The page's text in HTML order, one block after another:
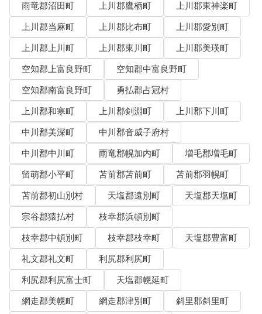
雨竜郡沼田町
上川郡鷹栖町
上川郡東神楽町
上川郡当麻町
上川郡比布町
上川郡愛別町
上川郡上川町
上川郡東川町
上川郡美瑛町
空知郡上富良野町
空知郡中富良野町
空知郡南富良野町
勇払郡占冠村
上川郡和寒町
上川郡剣淵町
上川郡下川町
中川郡美深町
中川郡音威子府村
中川郡中川町
雨竜郡幌加内町
増毛郡増毛町
留萌郡小平町
苫前郡苫前町
苫前郡羽幌町
苫前郡初山別村
天塩郡遠別町
天塩郡天塩町
宗谷郡猿払村
枝幸郡浜頓別町
枝幸郡中頓別町
枝幸郡枝幸町
天塩郡豊富町
礼文郡礼文町
利尻郡利尻町
利尻郡利尻富士町
天塩郡幌延町
網走郡美幌町
網走郡津別町
斜里郡斜里町